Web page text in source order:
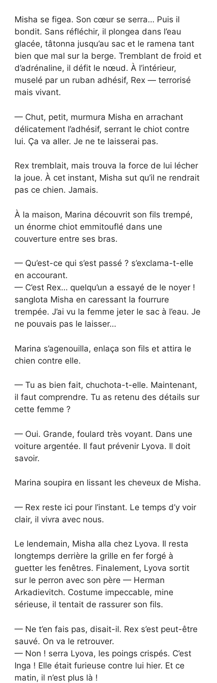
Misha se figea. Son cœur se serra… Puis il
bondit. Sans réfléchir, il plongea dans l’eau
glacée, tâtonna jusqu’au sac et le ramena tant
bien que mal sur la berge. Tremblant de froid et
d’adrénaline, il défit le nœud. À l’intérieur,
muselé par un ruban adhésif, Rex — terrorisé
mais vivant.
— Chut, petit, murmura Misha en arrachant
délicatement l’adhésif, serrant le chiot contre
lui. Ça va aller. Je ne te laisserai pas.
Rex tremblait, mais trouva la force de lui lécher
la joue. À cet instant, Misha sut qu’il ne rendrait
pas ce chien. Jamais.
À la maison, Marina découvrit son fils trempé,
un énorme chiot emmitouflé dans une
couverture entre ses bras.
— Qu’est-ce qui s’est passé ? s’exclama-t-elle
en accourant.
— C’est Rex… quelqu’un a essayé de le noyer !
sanglota Misha en caressant la fourrure
trempée. J’ai vu la femme jeter le sac à l’eau. Je
ne pouvais pas le laisser…
Marina s’agenouilla, enlaça son fils et attira le
chien contre elle.
— Tu as bien fait, chuchota-t-elle. Maintenant,
il faut comprendre. Tu as retenu des détails sur
cette femme ?
— Oui. Grande, foulard très voyant. Dans une
voiture argentée. Il faut prévenir Lyova. Il doit
savoir.
Marina soupira en lissant les cheveux de Misha.
— Rex reste ici pour l’instant. Le temps d’y voir
clair, il vivra avec nous.
Le lendemain, Misha alla chez Lyova. Il resta
longtemps derrière la grille en fer forgé à
guetter les fenêtres. Finalement, Lyova sortit
sur le perron avec son père — Herman
Arkadievitch. Costume impeccable, mine
sérieuse, il tentait de rassurer son fils.
— Ne t’en fais pas, disait-il. Rex s’est peut-être
sauvé. On va le retrouver.
— Non ! serra Lyova, les poings crispés. C’est
Inga ! Elle était furieuse contre lui hier. Et ce
matin, il n’est plus là !